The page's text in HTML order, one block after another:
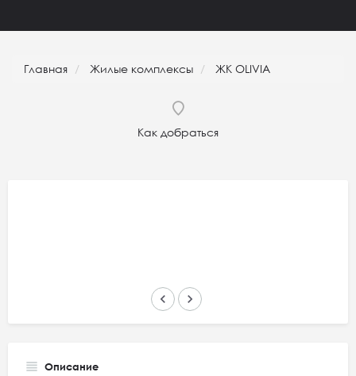
Главная Жилые комплексы ЖК OLIVIA
Как добраться
keyboard_arrow_left keyboard_arrow_right
Описание